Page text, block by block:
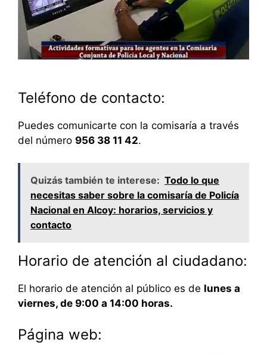
Teléfono de contacto:
Puedes comunicarte con la comisaría a través
del número 956 38 11 42.
Quizás también te interese: Todo lo que
necesitas saber sobre la comisaría de Policía
Nacional en Alcoy: horarios, servicios y
contacto
Horario de atención al ciudadano:
El horario de atención al público es de lunes a
viernes, de 9:00 a 14:00 horas.
Página web: